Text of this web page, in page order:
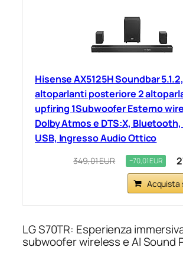
Hisense AX5125H Soundbar
altoparlanti posteriore 2
upfiring 1Subwoofer Esterno
Dolby Atmos e DTS:X, Bluetooth,
USB, Ingresso Audio Ottico
349,01 EUR −70,01 EUR
Acquista
LG S70TR: Esperienza
subwoofer wireless e AI Sound